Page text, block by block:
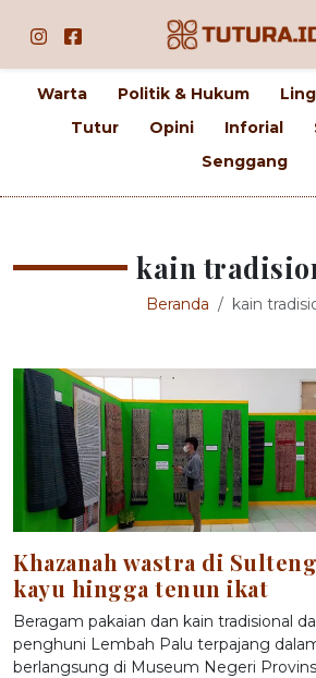
Warta Politik & Hukum
Tutur
Opini Inforial
Senggang
kain
Beranda kain
Khazanah wastra di
kayu hingga tenun ikat
Beragam pakaian dan kain tradisional
penghuni Lembah Palu terpajang
berlangsung di Museum Negeri